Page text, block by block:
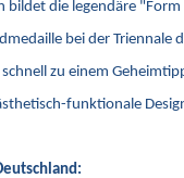
bildet die legendäre
bei der
zu einem
funktionale